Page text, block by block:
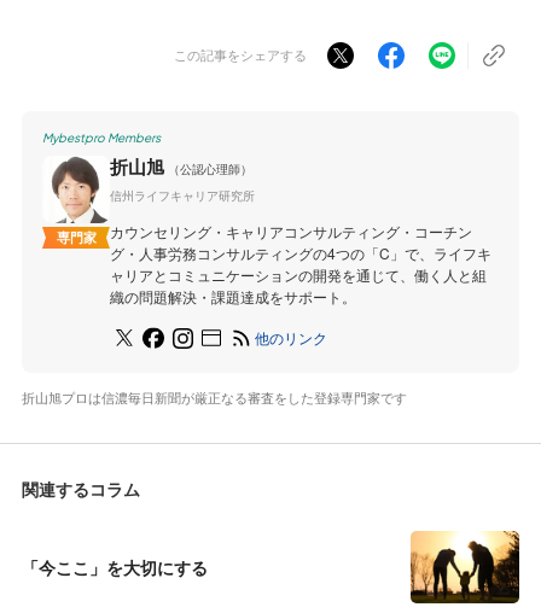
この記事をシェアする
Mybestpro Members
専門家
折山旭
（公認心理師）
信州ライフキャリア研究所
カウンセリング・キャリアコンサルティング・コーチン
グ・人事労務コンサルティングの4つの「C」で、ライフキ
ャリアとコミュニケーションの開発を通じて、働く人と組
織の問題解決・課題達成をサポート。
他のリンク
折山旭プロは信濃毎日新聞が厳正なる審査をした登録専門家です
関連するコラム
「今ここ」を大切にする